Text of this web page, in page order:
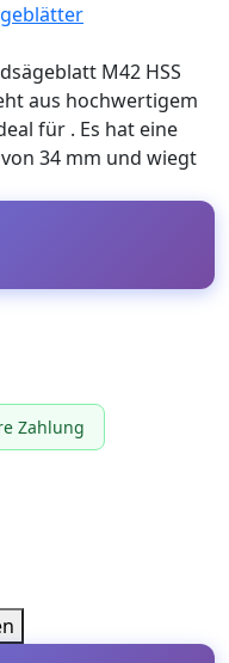
M42 HSS
aus hochwertigem
für . Es hat eine
34 mm und wiegt
Zahlung